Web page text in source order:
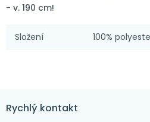
- v. 190 cm!
Složení 100%
Rychlý kontakt